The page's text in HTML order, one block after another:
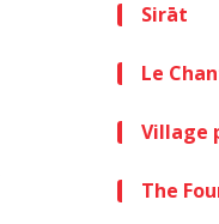
Sirāt
Le
Village
The